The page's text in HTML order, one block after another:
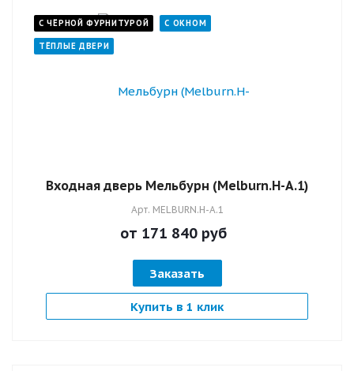
С ЧЁРНОЙ ФУРНИТУРОЙ С ОКНОМ
ТЁПЛЫЕ ДВЕРИ
Входная дверь Мельбурн (Мelburn.H-А.1)
Арт. MELBURN.H-А.1
от 171 840 руб
Заказать
Купить в 1 клик